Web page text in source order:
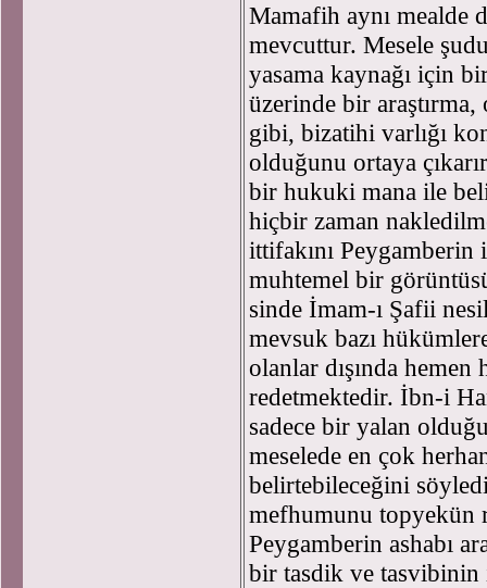
Mamafih aynı mealde
mevcuttur. Mesele
yasama kaynağı için
üzerinde bir
gibi, bizatihi varlığı
olduğunu ortaya
bir hukuki mana ile
hiçbir zaman
ittifakını Peygamberin
muhtemel bir
sinde İmam-ı Şafii
mevsuk bazı
olanlar dışında
redetmektedir. İbn-i
sadece bir yalan
meselede en çok
belirtebileceğini
mefhumunu topyekün
Peygamberin ashabı
bir tasdik ve